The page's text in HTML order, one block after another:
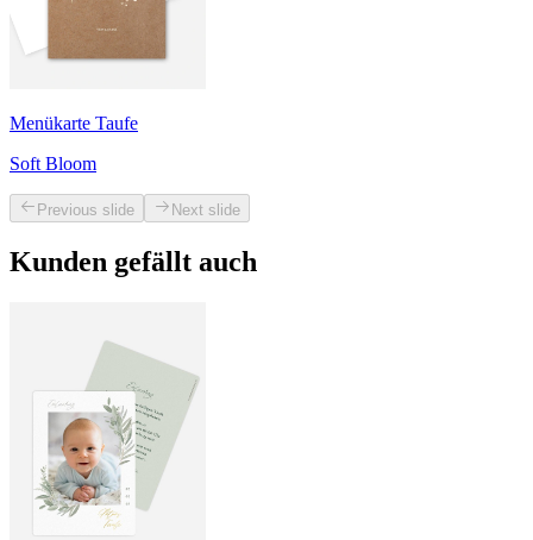
Menükarte Taufe
Soft Bloom
Previous slide Next slide
Kunden gefällt auch